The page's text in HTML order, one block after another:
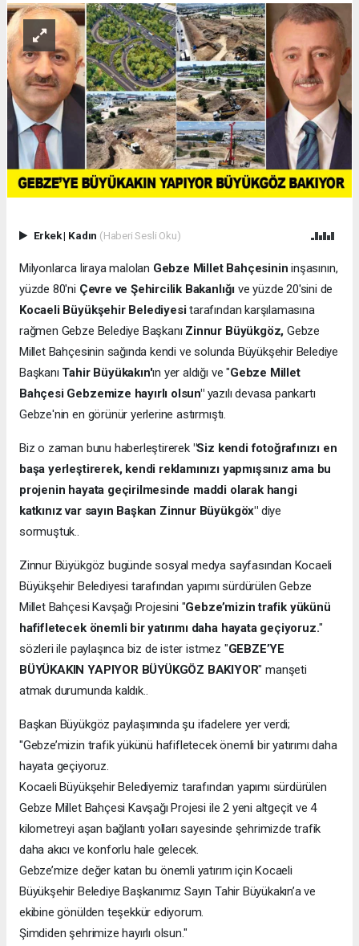
Erkek| Kadın (Haberi Sesli Oku)
Milyonlarca liraya malolan Gebze Millet Bahçesinin inşasının,
yüzde 80'ni Çevre ve Şehircilik Bakanlığı ve yüzde 20'sini de
Kocaeli Büyükşehir Belediyesitarafından karşılamasına
rağmen Gebze Belediye Başkanı Zinnur Büyükgöz, Gebze
Millet Bahçesinin sağında kendi ve solunda Büyükşehir Belediye
Başkanı Tahir Büyükakın'ın yer aldığı ve "Gebze Millet
Bahçesi Gebzemize hayırlı olsun"yazılı devasa pankartı
Gebze'nin en görünür yerlerine astırmıştı.
Biz o zaman bunu haberleştirerek "Siz kendi fotoğrafınızı en
başa yerleştirerek, kendi reklamınızı yapmışsınız ama bu
projenin hayata geçirilmesinde maddi olarak hangi
katkınız var sayın Başkan Zinnur Büyükgöx" diye
sormuştuk..
Zinnur Büyükgöz bugünde sosyal medya sayfasından Kocaeli
Büyükşehir Belediyesi tarafından yapımı sürdürülen Gebze
Millet Bahçesi Kavşağı Projesini "Gebze’mizin trafik yükünü
hafifletecek önemli bir yatırımı daha hayata geçiyoruz."
sözleri ile paylaşınca biz de ister istmez "GEBZE’YE
BÜYÜKAKIN YAPIYOR BÜYÜKGÖZ BAKIYOR" manşeti
atmak durumunda kaldık..
Başkan Büyükgöz paylaşımında şu ifadelere yer verdi;
"Gebze’mizin trafik yükünü hafifletecek önemli bir yatırımı daha
hayata geçiyoruz.
Kocaeli Büyükşehir Belediyemiz tarafından yapımı sürdürülen
Gebze Millet Bahçesi Kavşağı Projesi ile 2 yeni altgeçit ve 4
kilometreyi aşan bağlantı yolları sayesinde şehrimizde trafik
daha akıcı ve konforlu hale gelecek.
Gebze’mize değer katan bu önemli yatırım için Kocaeli
Büyükşehir Belediye Başkanımız Sayın Tahir Büyükakın’a ve
ekibine gönülden teşekkür ediyorum.
Şimdiden şehrimize hayırlı olsun."